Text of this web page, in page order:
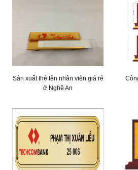
Sản xuất thẻ tên nhân viên giá rẻ
ở Nghệ An